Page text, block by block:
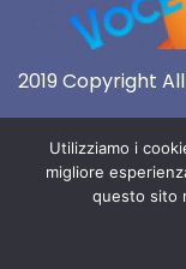
2019 Copyright
Utilizziamo i
migliore
questo sito